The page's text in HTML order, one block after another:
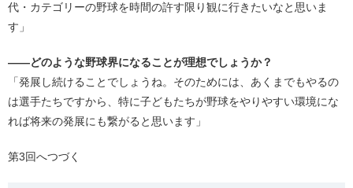
代・カテゴリーの野球を時間の許す限り観に行きたいなと思いま
す」
――どのような野球界になることが理想でしょうか？
「発展し続けることでしょうね。そのためには、あくまでもやるの
は選手たちですから、特に子どもたちが野球をやりやすい環境にな
れば将来の発展にも繋がると思います」
第3回へつづく